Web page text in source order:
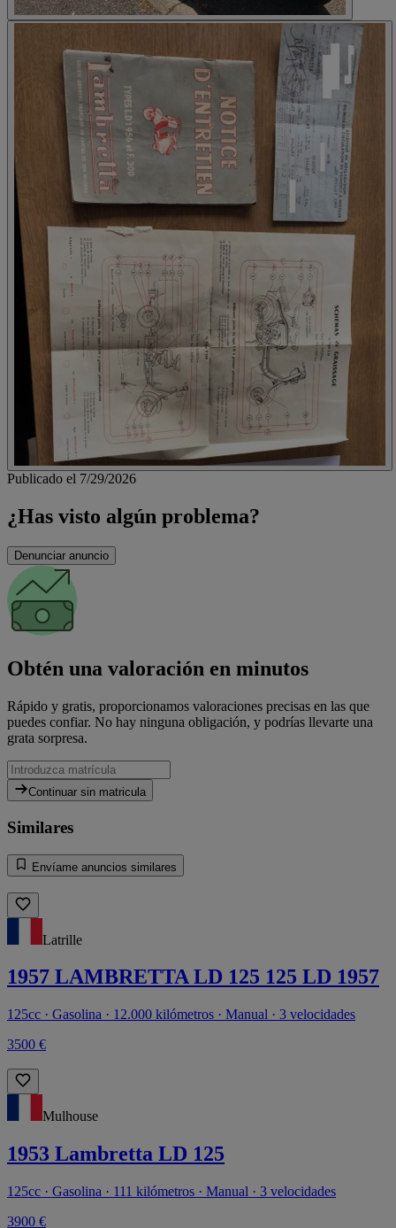
Publicado el 7/29/2026
¿Has visto algún problema?
Denunciar anuncio
Obtén una valoración en minutos
Rápido y gratis, proporcionamos valoraciones precisas en las que
puedes confiar. No hay ninguna obligación, y podrías llevarte una
grata sorpresa.
Continuar sin matricula
Similares
Envíame anuncios similares
Latrille
1957 LAMBRETTA LD 125 125 LD 1957
125cc · Gasolina · 12.000 kilómetros · Manual · 3 velocidades
3500 €
Mulhouse
1953 Lambretta LD 125
125cc · Gasolina · 111 kilómetros · Manual · 3 velocidades
3900 €